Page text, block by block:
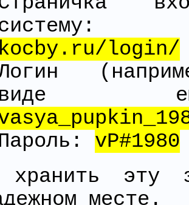
kocby.ru/login/
виде
vP#1980
эту
месте.